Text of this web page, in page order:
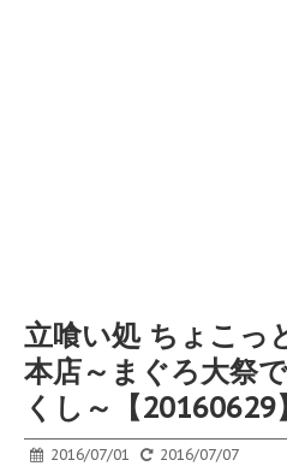
立喰い処 ちょこっ
本店～まぐろ大祭
くし～【20160629】
2016/07/01 2016/07/07